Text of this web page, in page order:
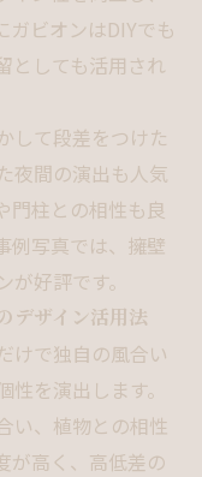
ガビオンはDIYでも
としても活用され
して段差をつけた
夜間の演出も人気
門柱との相性も良
例写真では、擁壁
好評です。
デザイン活用法
けで独自の風合い
を演出します。
い、植物との相性
が高く、高低差の